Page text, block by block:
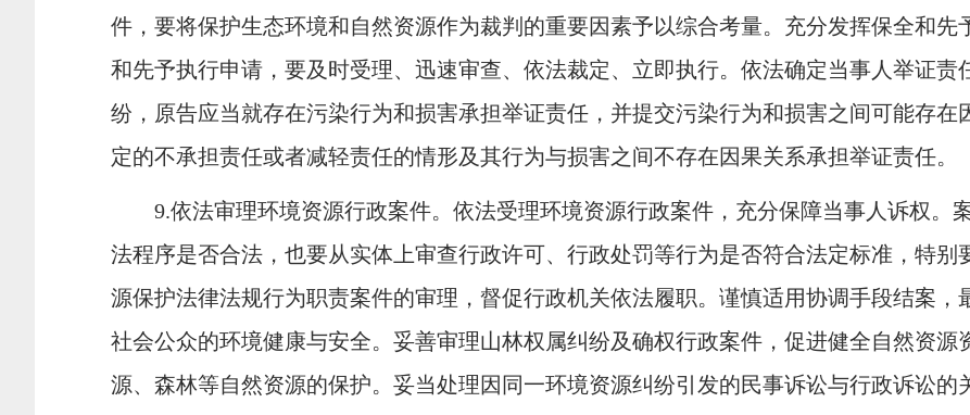
件，要将保护生态环境和自然资源作为裁判的重要因素予以综合考量。充分发挥保全和
和先予执行申请，要及时受理、迅速审查、依法裁定、立即执行。依法确定当事人举证责
纷，原告应当就存在污染行为和损害承担举证责任，并提交污染行为和损害之间可能存
定的不承担责任或者减轻责任的情形及其行为与损害之间不存在因果关系承担举证责任。
9.依法审理环境资源行政案件。依法受理环境资源行政案件，充分保障当事人诉权。
法程序是否合法，也要从实体上审查行政许可、行政处罚等行为是否符合法定标准，特
源保护法律法规行为职责案件的审理，督促行政机关依法履职。谨慎适用协调手段结案，
社会公众的环境健康与安全。妥善审理山林权属纠纷及确权行政案件，促进健全自然资
源、森林等自然资源的保护。妥当处理因同一环境资源纠纷引发的民事诉讼与行政诉讼